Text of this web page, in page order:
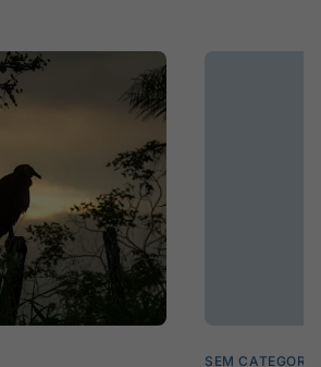
SEM CATEGORIA